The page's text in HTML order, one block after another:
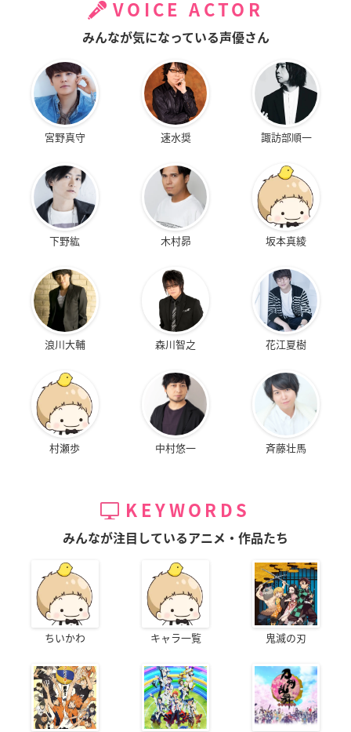
VOICE ACTOR
みんなが気になっている声優さん
宮野真守 速水奨 諏訪部順一
下野紘 木村昴 坂本真綾
浪川大輔 森川智之 花江夏樹
村瀬歩 中村悠一 斉藤壮馬
KEYWORDS
みんなが注目しているアニメ・作品たち
ちいかわ キャラ一覧 鬼滅の刃